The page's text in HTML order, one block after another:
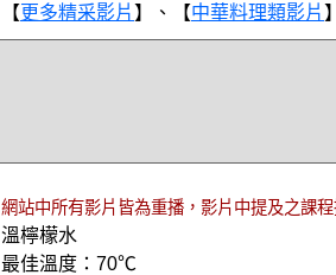
【更多精采影片 】、【中華料理類影片 】
網站中所有影片皆為重播，影片中提及之課
溫檸檬水
最佳溫度：70℃